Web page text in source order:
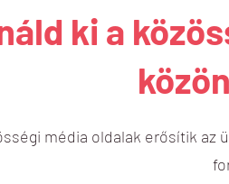
ki a
média oldalak erősítik